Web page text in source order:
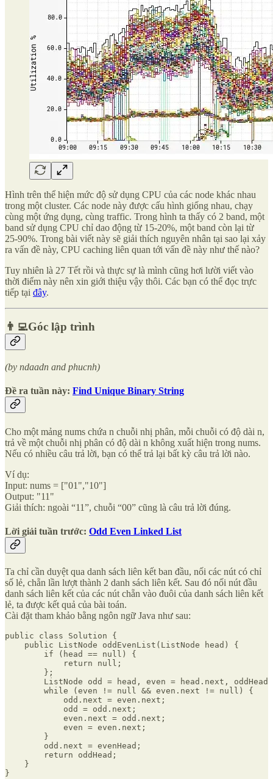
Hình trên thể hiện mức độ sử dụng CPU của các node khác nhau
trong một cluster. Các node này được cấu hình giống nhau, chạy
cùng một ứng dụng, cùng traffic. Trong hình ta thấy có 2 band, một
band sử dụng CPU chỉ dao động từ 15-20%, một band còn lại từ
25-90%. Trong bài viết này sẽ giải thích nguyên nhân tại sao lại xảy
ra vấn đề này, CPU caching liên quan tới vấn đề này như thế nào?
Tuy nhiên là 27 Tết rồi và thực sự là mình cũng hơi lười viết vào
thời điểm này nên xin giới thiệu vậy thôi. Các bạn có thể đọc trực
tiếp tại đây.
👨‍💻Góc lập trình
(by ndaadn and phucnh)
Đề ra tuần này: Find Unique Binary String
Cho một mảng nums chứa n chuỗi nhị phân, mỗi chuỗi có độ dài n,
trả về một chuỗi nhị phân có độ dài n không xuất hiện trong nums.
Nếu có nhiều câu trả lời, bạn có thể trả lại bất kỳ câu trả lời nào.
Ví dụ:
Input: nums = ["01","10"]
Output: "11"
Giải thích: ngoài “11”, chuỗi “00” cũng là câu trả lời đúng.
Lời giải tuần trước: Odd Even Linked List
Ta chỉ cần duyệt qua danh sách liên kết ban đầu, nối các nút có chỉ
số lẻ, chẵn lần lượt thành 2 danh sách liên kết. Sau đó nối nút đầu
danh sách liên kết của các nút chẵn vào đuôi của danh sách liên kết
lẻ, ta được kết quả của bài toán.
Cài đặt tham khảo bằng ngôn ngữ Java như sau:
public class Solution {
    public ListNode oddEvenList(ListNode head) {
        if (head == null) {
            return null;
        };
ListNode odd = head, even = head.next, oddHead
        while (even != null && even.next != null) {
            odd.next = even.next;
            odd = odd.next;
            even.next = odd.next;
            even = even.next;
        }
        odd.next = evenHead;
        return oddHead;
    }
}